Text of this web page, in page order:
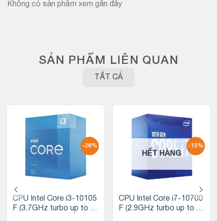
Không có sản phẩm xem gần đây
SẢN PHẨM LIÊN QUAN
TẤT CẢ
-28%
CPU Intel Core i3-10105
F (3.7GHz turbo up to 4.
-15%
HẾT HÀNG
CPU Intel Core i7-10700
F (2.9GHz turbo up to 4.